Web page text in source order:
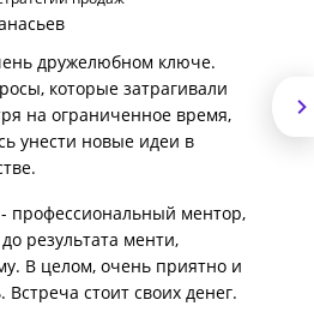
дружелюбном ключе.
которые затрагивали
на ограниченное время,
унести новые идеи в
- профессиональный ментор,
результата менти,
В целом, очень приятно и
стоит своих денег.